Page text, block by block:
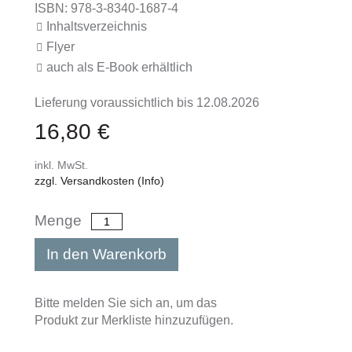
ISBN: 978-3-8340-1687-4
Inhaltsverzeichnis
Flyer
auch als E-Book erhältlich
Lieferung voraussichtlich bis 12.08.2026
16,80 €
inkl. MwSt.
zzgl. Versandkosten (Info)
Menge
In den Warenkorb
Bitte melden Sie sich an, um das
Produkt zur Merkliste hinzuzufügen.